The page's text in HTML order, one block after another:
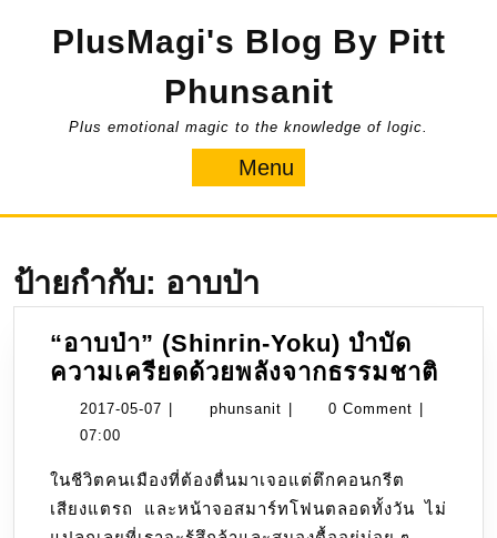
PlusMagi's Blog By Pitt
Phunsanit
Plus emotional magic to the knowledge of logic.
Menu
ป้ายกำกับ: อาบป่า
“อาบป่า” (Shinrin-Yoku) บำบัด
ความเครียดด้วยพลังจากธรรมชาติ
ควา
2017-05-07 2017- phunsanit phunsanit0 Comment
07:00
ในชีวิตคนเมืองที่ต้องตื่นมาเจอแต่ตึกคอนกรีต
เสียงแตรถ และหน้าจอสมาร์ทโฟนตลอดทั้งวัน ไม่